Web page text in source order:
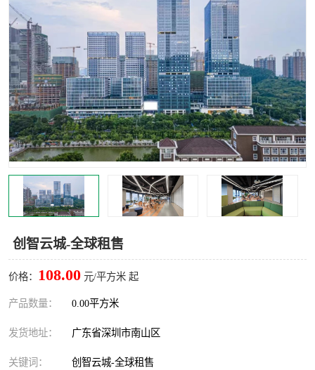
创智云城-全球租售
价格： 108.00 元/平方米 起
产品数量： 0.00平方米
发货地址： 广东省深圳市南山区
关键词： 创智云城-全球租售
深圳湾科技生态园
福田中心区写字楼租赁 宝安中心区
深圳宝安 福田车公庙
罗湖水贝 南山南油
龙华 罗湖区
宝安区 西乡
兴东 石岩
福田华强北
南山后海